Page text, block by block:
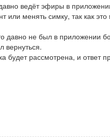
ведёт эфиры в
или менять симку, так как
давно не был в приложении
вернуться.
будет рассмотрена, и ответ